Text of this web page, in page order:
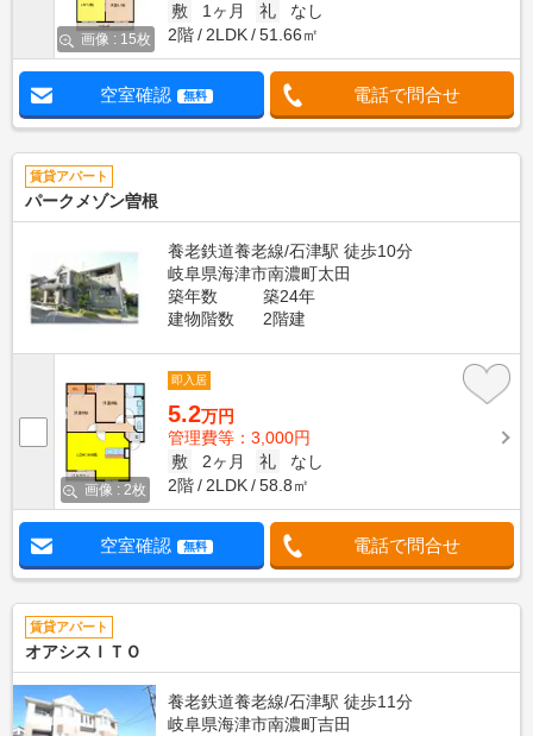
画像 : 15枚
敷
1ヶ月 礼
なし
2階
2LDK 51.66㎡
空室確認 無料 電話で問合せ
賃貸アパート
パークメゾン曽根
養老鉄道養老線/石津駅 徒歩10分
岐阜県海津市南濃町太田
築年数
築24年
建物階数
2階建
画像 : 2枚
即入居
5.2万円
管理費等：3,000円
敷
2ヶ月 礼
なし
2階
2LDK 58.8㎡
空室確認 無料 電話で問合せ
賃貸アパート
オアシスＩＴＯ
養老鉄道養老線/石津駅 徒歩11分
岐阜県海津市南濃町吉田